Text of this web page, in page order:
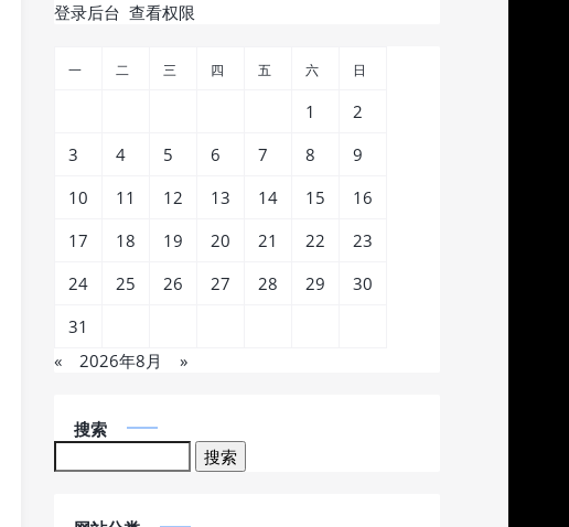
登录后台 查看权限
« 2026年8月 »
一 二 三 四 五 六 日
1
2
3
4 5 6 7 8
9
10
11 12 13 14 15
16
17
18 19 20 21 22
23
24
25 26 27 28 29
30
31
搜索